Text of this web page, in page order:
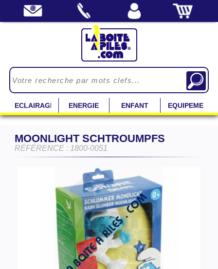
ECLAIRAGE ENERGIE ENFANT EQUIPEMENT
MOONLIGHT SCHTROUMPFS
RÉFÉRENCE : 1800-0051